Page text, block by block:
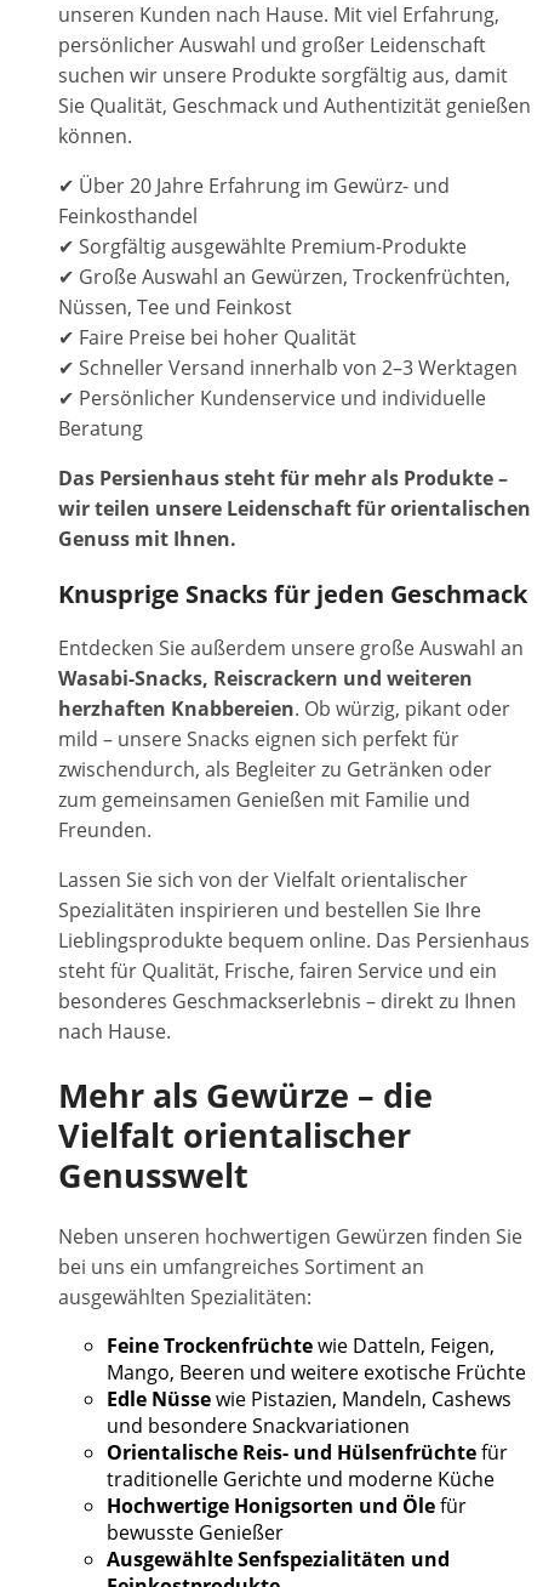
unseren Kunden nach Hause. Mit viel Erfahrung,
persönlicher Auswahl und großer Leidenschaft
suchen wir unsere Produkte sorgfältig aus, damit
Sie Qualität, Geschmack und Authentizität genießen
können.
✔ Über 20 Jahre Erfahrung im Gewürz- und
Feinkosthandel
✔ Sorgfältig ausgewählte Premium-Produkte
✔ Große Auswahl an Gewürzen, Trockenfrüchten,
Nüssen, Tee und Feinkost
✔ Faire Preise bei hoher Qualität
✔ Schneller Versand innerhalb von 2–3 Werktagen
✔ Persönlicher Kundenservice und individuelle
Beratung
Das Persienhaus steht für mehr als Produkte –
wir teilen unsere Leidenschaft für orientalischen
Genuss mit Ihnen.
Knusprige Snacks für jeden Geschmack
Entdecken Sie außerdem unsere große Auswahl an
Wasabi-Snacks, Reiscrackern und weiteren
herzhaften Knabbereien. Ob würzig, pikant oder
mild – unsere Snacks eignen sich perfekt für
zwischendurch, als Begleiter zu Getränken oder
zum gemeinsamen Genießen mit Familie und
Freunden.
Lassen Sie sich von der Vielfalt orientalischer
Spezialitäten inspirieren und bestellen Sie Ihre
Lieblingsprodukte bequem online. Das Persienhaus
steht für Qualität, Frische, fairen Service und ein
besonderes Geschmackserlebnis – direkt zu Ihnen
nach Hause.
Mehr als Gewürze – die
Vielfalt orientalischer
Genusswelt
Neben unseren hochwertigen Gewürzen finden Sie
bei uns ein umfangreiches Sortiment an
ausgewählten Spezialitäten:
Feine Trockenfrüchtewie Datteln, Feigen,
Mango, Beeren und weitere exotische Früchte
Edle Nüssewie Pistazien, Mandeln, Cashews
und besondere Snackvariationen
Orientalische Reis- und Hülsenfrüchtefür
traditionelle Gerichte und moderne Küche
Hochwertige Honigsorten und Ölefür
bewusste Genießer
Ausgewählte Senfspezialitäten und